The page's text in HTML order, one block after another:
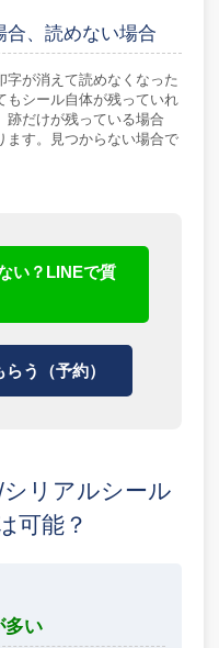
合、読めない場合
字が消えて読めなくなった
もシール自体が残っていれ
跡だけが残っている場合
ます。見つからない場合で
い？LINEで質
う（予約）
リアルシール
可能？
多い